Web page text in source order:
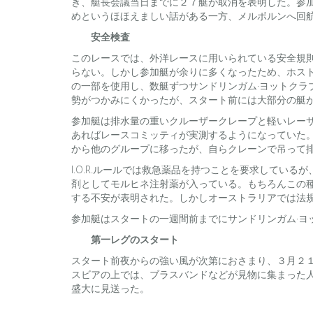
めというほほえましい話がある一方、メルボルンへ
安全検査
このレースでは、外洋レースに用いられている安全
らない。しかし参加艇が余りに多くなったため、ホ
の一部を使用し、数艇ずつサンドリンガム·ヨットク
勢がつかみにくかったが、スタート前には大部分の
参加艇は排水量の重いクルーザークレープと軽いレ
あればレースコミッティが実測するようになってい
から他のグループに移ったが、自らクレーンで吊っ
I.O.R.ルールでは救急薬品を持つことを要求している
剤としてモルヒネ注射薬が入っている。もちろんこ
する不安が表明された。しかしオーストラリアでは
参加艇はスタートの一週間前までにサンドリンガム·
第一レグのスタート
スタート前夜からの強い風が次第におさまり、３月
スビアの上では、ブラスバンドなどが見物に集まっ
盛大に見送った。